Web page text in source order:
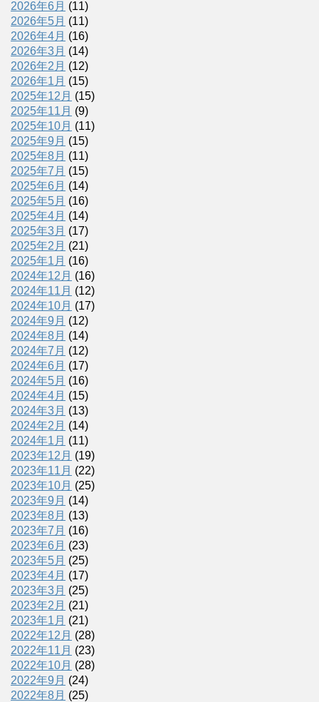
2026年6月 (11)
2026年5月 (11)
2026年4月 (16)
2026年3月 (14)
2026年2月 (12)
2026年1月 (15)
2025年12月 (15)
2025年11月 (9)
2025年10月 (11)
2025年9月 (15)
2025年8月 (11)
2025年7月 (15)
2025年6月 (14)
2025年5月 (16)
2025年4月 (14)
2025年3月 (17)
2025年2月 (21)
2025年1月 (16)
2024年12月 (16)
2024年11月 (12)
2024年10月 (17)
2024年9月 (12)
2024年8月 (14)
2024年7月 (12)
2024年6月 (17)
2024年5月 (16)
2024年4月 (15)
2024年3月 (13)
2024年2月 (14)
2024年1月 (11)
2023年12月 (19)
2023年11月 (22)
2023年10月 (25)
2023年9月 (14)
2023年8月 (13)
2023年7月 (16)
2023年6月 (23)
2023年5月 (25)
2023年4月 (17)
2023年3月 (25)
2023年2月 (21)
2023年1月 (21)
2022年12月 (28)
2022年11月 (23)
2022年10月 (28)
2022年9月 (24)
2022年8月 (25)